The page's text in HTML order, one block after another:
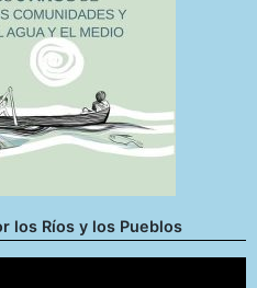
los Ríos y los Pueblos